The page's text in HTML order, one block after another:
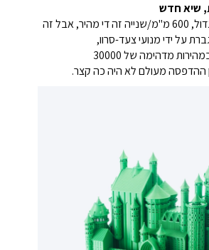
שיא חדש
למכונה בפורמט גדול, 600 מ"מ/שנייה זה די מהיר, אבל זה
על ידי מנועי צעד-סרוו,
היא יכולה להאיץ במהירות מדהימה של 30000